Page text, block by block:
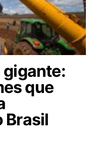
gigante:
que
Brasil